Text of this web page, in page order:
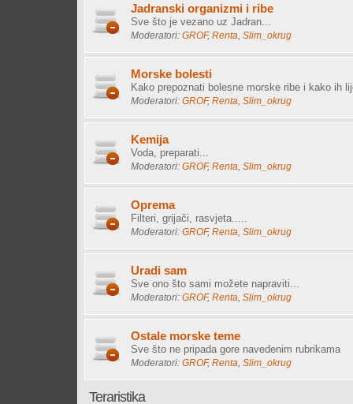
Jadranski organizmi i ribe
Sve što je vezano uz Jadran...
Moderatori: GROF, Renta Slim_okrug
Morske bolesti
Kako prepoznati bolesne morske ribe i kako ih
Moderatori: GROF, Renta Slim_okrug
Kemija
Voda, preparati...
Moderatori: GROF, Renta Slim_okrug
Oprema
Filteri, grijači, rasvjeta.....
Moderatori: GROF, Renta Slim_okrug
Uradi sam
Sve ono što sami možete napraviti...
Moderatori: GROF, Renta Slim_okrug
Ostale morske teme
Sve što ne pripada gore navedenim rubrikama
Moderatori: GROF, Renta Slim_okrug
Teraristika